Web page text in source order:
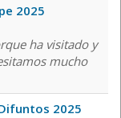
2025
ha visitado y
mucho
2025